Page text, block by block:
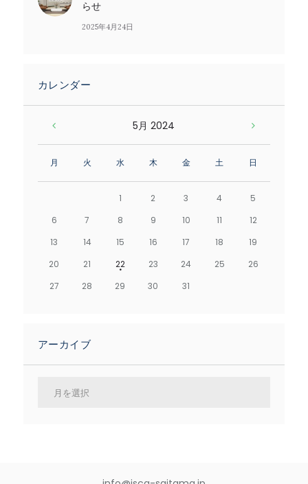
らせ
2025年4月24日
カレンダー
5月 2024
月 火 水 木 金 土 日
1 2 3 4
5
6
7 8 9 10 11
12
13
14 15 16 17 18
19
20
21 22 23 24 25
26
27
28 29 30 31
アーカイブ